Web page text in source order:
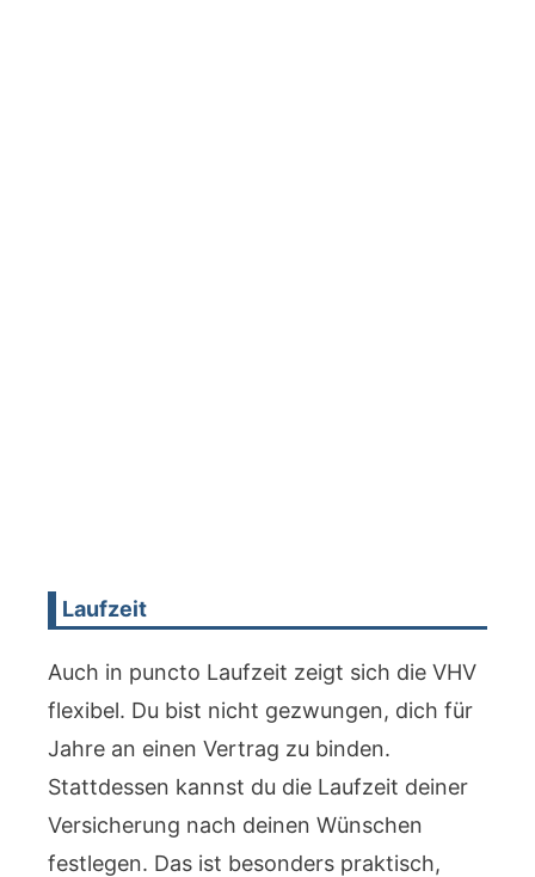
Laufzeit
Auch in puncto Laufzeit zeigt sich die VHV
flexibel. Du bist nicht gezwungen, dich für
Jahre an einen Vertrag zu binden.
Stattdessen kannst du die Laufzeit deiner
Versicherung nach deinen Wünschen
festlegen. Das ist besonders praktisch,